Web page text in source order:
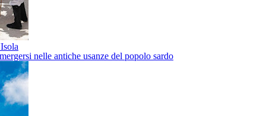
nelle antiche usanze del popolo sardo